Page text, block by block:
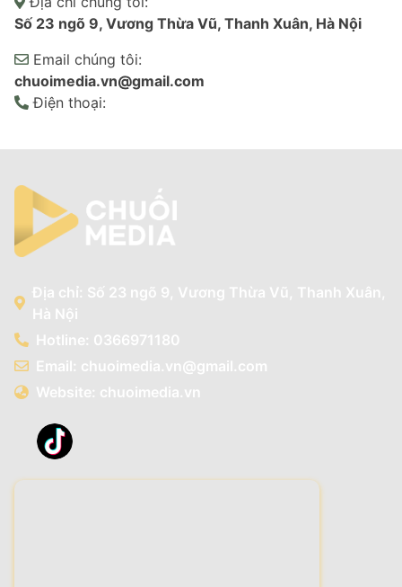
Số 23 ngõ 9, Vương Thừa Vũ, Thanh Xuân, Hà Nội
Email chúng tôi:
chuoimedia.vn@gmail.com
Điện thoại:
Địa chỉ: Số 23 ngõ 9, Vương Thừa Vũ, Thanh Xuân,
Hà Nội
Hotline: 0366971180
Email: chuoimedia.vn@gmail.com
Website: chuoimedia.vn